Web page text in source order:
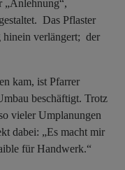
„Anlehnung“,
Das Pflaster
hinein verlängert; der
kam, ist Pfarrer
beschäftigt. Trotz
vieler Umplanungen
dabei: „Es macht mir
für Handwerk.“